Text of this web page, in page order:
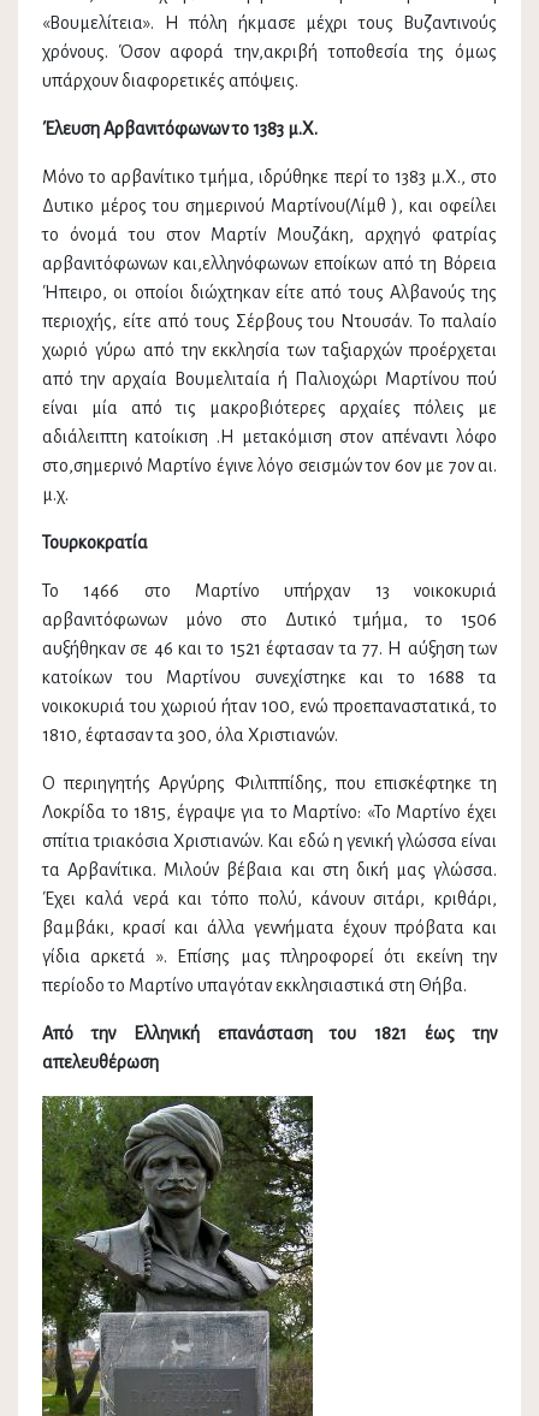
«Βουμελίτεια». Η πόλη ήκμασε μέχρι τους Βυζαντινούς
χρόνους. Όσον αφορά την,ακριβή τοποθεσία της όμως
υπάρχουν διαφορετικές απόψεις.
Έλευση Αρβανιτόφωνων το 1383 μ.Χ.
Μόνο το αρβανίτικο τμήμα, ιδρύθηκε περί το 1383 μ.Χ., στο
Δυτικο μέρος του σημερινού Μαρτίνου(Λίμθ ), και οφείλει
το όνομά του στον Μαρτίν Μουζάκη, αρχηγό φατρίας
αρβανιτόφωνων και,ελληνόφωνων εποίκων από τη Βόρεια
Ήπειρο, οι οποίοι διώχτηκαν είτε από τους Αλβανούς της
περιοχής, είτε από τους Σέρβους του Ντουσάν. Το παλαίο
χωριό γύρω από την εκκλησία των ταξιαρχών προέρχεται
από την αρχαία Βουμελιταία ή Παλιοχώρι Μαρτίνου πού
είναι μία από τις μακροβιότερες αρχαίες πόλεις με
αδιάλειπτη κατοίκιση .Η μετακόμιση στον απέναντι λόφο
στο,σημερινό Μαρτίνο έγινε λόγο σεισμών τον 6ον με 7ον αι.
μ.χ.
Τουρκοκρατία
Το 1466 στο Μαρτίνο υπήρχαν 13 νοικοκυριά
αρβανιτόφωνων μόνο στο Δυτικό τμήμα, το 1506
αυξήθηκαν σε 46 και το 1521 έφτασαν τα 77. Η αύξηση των
κατοίκων του Μαρτίνου συνεχίστηκε και το 1688 τα
νοικοκυριά του χωριού ήταν 100, ενώ προεπαναστατικά, το
1810, έφτασαν τα 300, όλα Χριστιανών.
Ο περιηγητής Αργύρης Φιλιππίδης, που επισκέφτηκε τη
Λοκρίδα το 1815, έγραψε για το Μαρτίνο: «Το Μαρτίνο έχει
σπίτια τριακόσια Χριστιανών. Και εδώ η γενική γλώσσα είναι
τα Αρβανίτικα. Μιλούν βέβαια και στη δική μας γλώσσα.
Έχει καλά νερά και τόπο πολύ, κάνουν σιτάρι, κριθάρι,
βαμβάκι, κρασί και άλλα γεννήματα έχουν πρόβατα και
γίδια αρκετά ». Επίσης μας πληροφορεί ότι εκείνη την
περίοδο το Μαρτίνο υπαγόταν εκκλησιαστικά στη Θήβα.
Από την Ελληνική επανάσταση του 1821 έως την
απελευθέρωση